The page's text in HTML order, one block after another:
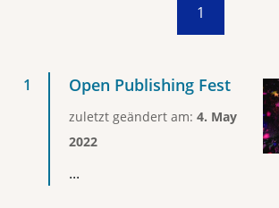
1
Open Publishing Fest
zuletzt geändert am: 4. May
2022
...